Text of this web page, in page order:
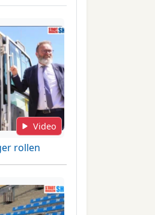
Video
rollen